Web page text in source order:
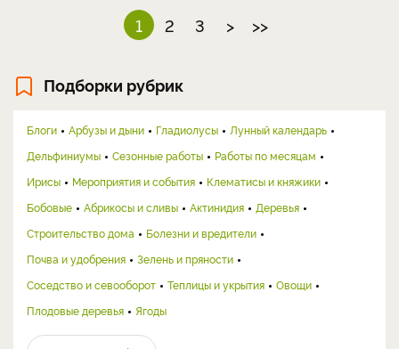
1 2 3 > >>
Подборки рубрик
Блоги Арбузы и дыни Гладиолусы
Лунный календарь
Дельфиниумы
Сезонные работы
Работы по месяцам
Ирисы
Мероприятия и события
Клематисы и княжики
Бобовые
Абрикосы и сливы Актинидия
Деревья
Строительство дома
Болезни и вредители
Почва и удобрения
Зелень и пряности
Соседство и севооборот
Теплицы и укрытия
Овощи
Плодовые деревья
Ягоды